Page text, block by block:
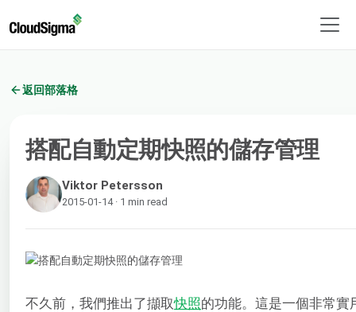
返回部落格
搭配自動定期快照的儲存管理
Viktor Petersson
2015-01-14 · 1 min read
不久前，我們推出了擷取快照的功能。這是一個非常